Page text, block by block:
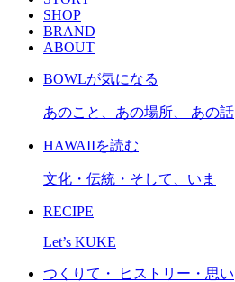
SHOP
BRAND
ABOUT
BOWLが気になる
あのこと、あの場所、 あの話
HAWAIIを読む
文化・伝統・そして、いま
RECIPE
Let’s KUKE
つくりて・ ヒストリー・思い